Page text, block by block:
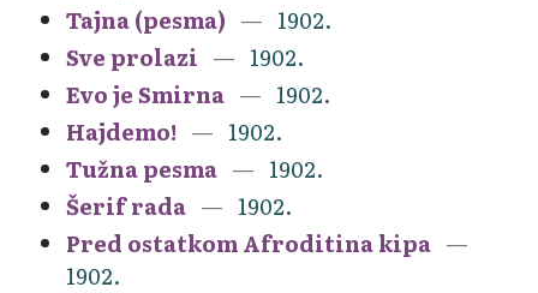
Tajna (pesma)
1902.
Sve prolazi
1902.
Evo je Smirna
1902.
Hajdemo!
1902.
Tužna pesma
1902.
Šerif rada
1902.
Pred ostatkom Afroditina kipa
1902.